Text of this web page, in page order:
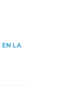
EN LA